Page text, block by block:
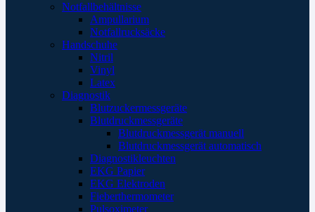
Notfallbehältnisse
Ampullarium
Notfallrucksäcke
Handschuhe
Nitril
Vinyl
Latex
Diagnostik
Blutzuckermessgeräte
Blutdruckmessgeräte
Blutdruckmessgerät manuell
Blutdruckmessgerät automatisch
Diagnostikleuchten
EKG Papier
EKG Elektroden
Fieberthermometer
Pulsoximeter